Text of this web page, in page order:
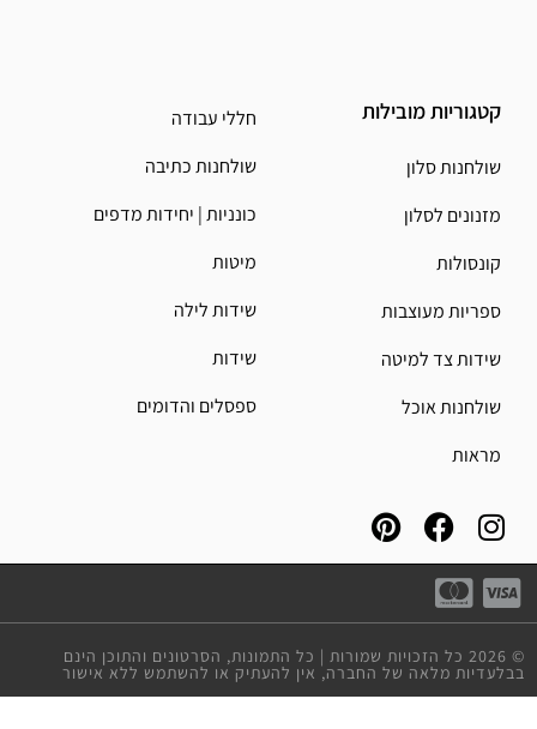
קטגוריות מובילות
שולחנות סלון
מזנונים לסלון
קונסולות
ספריות מעוצבות
שידות צד למיטה
שולחנות אוכל
מראות
חללי עבודה
שולחנות כתיבה
כונניות | יחידות מדפים
מיטות
שידות לילה
שידות
ספסלים והדומים
© 2026 כל הזכויות שמורות | כל התמונות, הסרטונים והתוכן הינם
בבלעדיות מלאה של החברה, אין להעתיק או להשתמש ללא אישור